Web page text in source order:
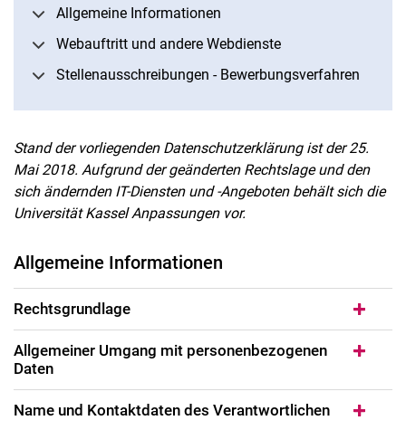
Allgemeine Informationen
Webauftritt und andere Webdienste
Stellenausschreibungen - Bewerbungsverfahren
Stand der vorliegenden Datenschutzerklärung ist der 25.
Mai 2018. Aufgrund der geänderten Rechtslage und den
sich ändernden IT-Diensten und -Angeboten behält sich die
Universität Kassel Anpassungen vor.
Allgemeine Informationen
Rechtsgrundlage
Allgemeiner Umgang mit personenbezogenen
Daten
Name und Kontaktdaten des Verantwortlichen